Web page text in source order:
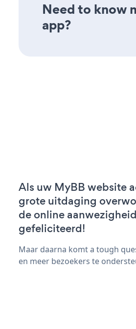
Need to know
app?
Als uw MyBB website
grote uitdaging
de online
gefeliciteerd!
Maar daarna komt a tough
en meer bezoekers te